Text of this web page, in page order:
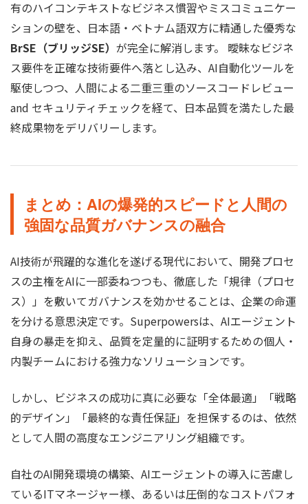
有のハイコンテキストなビジネス慣習やミスコミュニケー
ションの壁を、日本語・ベトナム語双方に精通した優秀な
BrSE（ブリッジSE） が完全に解消します。 曖昧なビジネ
ス要件を正確な技術要件へ落とし込み、AI自動化ツールを
駆使しつつ、人間による二重三重のソースコードレビュー
and セキュリティチェックを経て、日本品質を満たした最
終成果物をデリバリーします。
まとめ：AIの爆発的スピードと人間の
強固な品質ガバナンスの融合
AI技術が飛躍的な進化を遂げる現代において、開発プロセ
スの主権をAIに一部委ねつつも、徹底した「規律（プロセ
ス）」を敷いてガバナンスを効かせることは、企業の命運
を分ける意思決定です。Superpowersは、AIエージェント
自身の暴走を抑え、品質を定量的に証明するための個人・
内製チームにおける強力なソリューションです。
しかし、ビジネスの成功に真に必要な「全体最適」「戦略
的デザイン」「最終的な責任保証」を担保するのは、依然
として人間の高度なエンジニアリング組織です。
自社のAI開発環境の構築、AIエージェントの導入に苦慮し
ているITマネージャー様、あるいは圧倒的なコストパフォ